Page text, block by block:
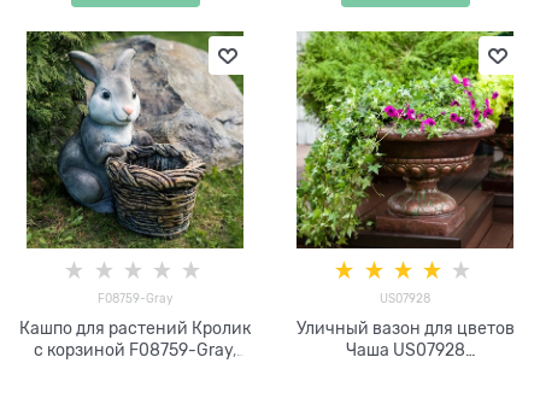
F08759-Gray
Кашпо для растений Кролик
с корзиной F08759-Gray,
US07928
Уличный вазон для цветов
Чаша US07928